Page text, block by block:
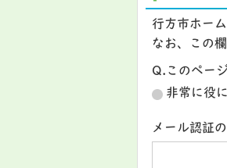
行方市ホー
なお、この
Q.このペー
非常に役
メール認証